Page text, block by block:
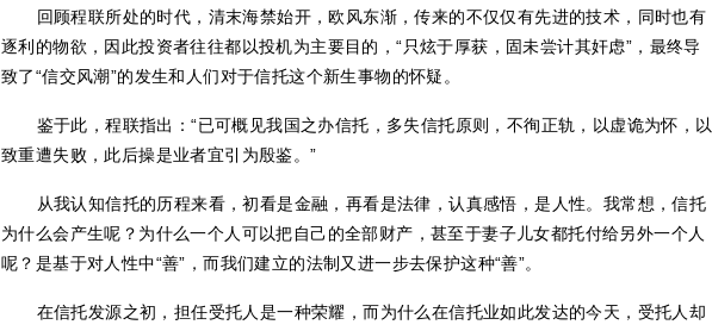
回顾程联所处的时代，清末海禁始开，欧风东渐，传来的不仅仅有先进的技术，同时也有
逐利的物欲，因此投资者往往都以投机为主要目的，“只炫于厚获，固未尝计其奸虑”，最终导
致了“信交风潮”的发生和人们对于信托这个新生事物的怀疑。
鉴于此，程联指出：“已可概见我国之办信托，多失信托原则，不徇正轨，以虚诡为怀，以
致重遭失败，此后操是业者宜引为殷鉴。”
从我认知信托的历程来看，初看是金融，再看是法律，认真感悟，是人性。我常想，信托
为什么会产生呢？为什么一个人可以把自己的全部财产，甚至于妻子儿女都托付给另外一个人
呢？是基于对人性中“善”，而我们建立的法制又进一步去保护这种“善”。
在信托发源之初，担任受托人是一种荣耀，而为什么在信托业如此发达的今天，受托人却